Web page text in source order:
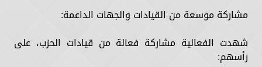
مشاركة موسعة من القيادات والجهات الداعمة:
شهدت الفعالية مشاركة فعالة من قيادات الحزب، على
رأسهم: